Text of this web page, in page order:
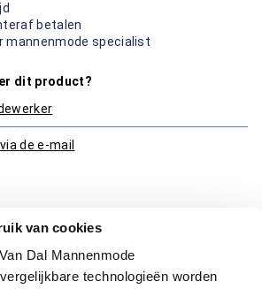
van cookies
Dal Mannenmode
technologieën worden
betalen
mannenmode specialist
dit product?
de e-mail
21-2XL
Blauw